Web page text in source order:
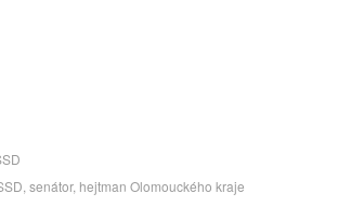
senátor, hejtman Olomouckého kraje